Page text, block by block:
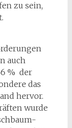
zu sein,
auch
% der
das
hervor.
wurde